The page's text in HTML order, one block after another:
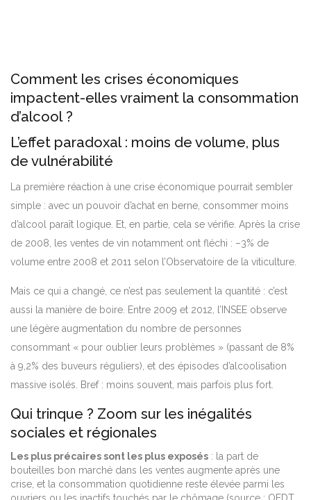
Comment les crises économiques
impactent-elles vraiment la consommation
d’alcool ?
L’effet paradoxal : moins de volume, plus
de vulnérabilité
La première réaction à une crise économique pourrait sembler
simple : avec un pouvoir d’achat en berne, consommer moins
d’alcool paraît logique. Et, en partie, cela se vérifie. Après la crise
de 2008, les ventes de vin notamment ont fléchi : –3% de
volume entre 2008 et 2011 selon l’Observatoire de la viticulture.
Mais ce qui a changé, ce n’est pas seulement la quantité : c’est
aussi la manière de boire. Entre 2009 et 2012, l’INSEE observe
une légère augmentation du nombre de personnes
consommant « pour oublier leurs problèmes » (passant de 8%
à 9,2% des buveurs réguliers), et des épisodes d’alcoolisation
massive isolés. Bref : moins souvent, mais parfois plus fort.
Qui trinque ? Zoom sur les inégalités
sociales et régionales
Les plus précaires sont les plus exposés : la part de
bouteilles bon marché dans les ventes augmente après une
crise, et la consommation quotidienne reste élevée parmi les